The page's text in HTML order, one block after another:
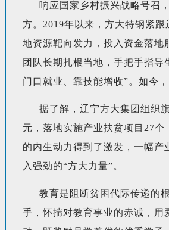
响应国家乡村振兴战略号召
方。2019年以来，方大特钢紧
地资源靶向发力，投入资金落
团队长期扎根当地，手把手指导
门口就业、靠技能增收”。如今
据了解，辽宁方大集团组织
元，落地实施产业扶贫项目27
的内生动力得到了激发，一幅
入强劲的“方大力量”。
教育是阻断贫困代际传递的
手，怀揣对教育事业的赤诚，用